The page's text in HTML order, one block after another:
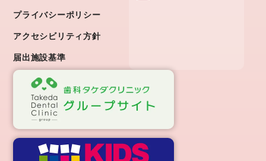
プライバシーポリシー
アクセシビリティ方針
届出施設基準